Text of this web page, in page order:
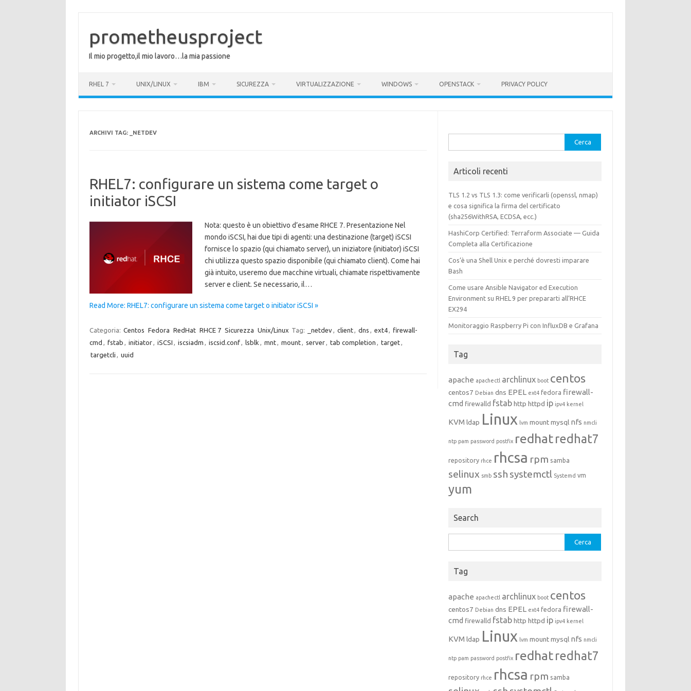
prometheusproject
Il mio progetto,il mio lavoro…la mia passione
RHEL 7 UNIX/LINUX IBM SICUREZZA VIRTUALIZZAZIONE WINDOWS OPENSTACK PRIVACY POLICY
ARCHIVI TAG: _NETDEV
RHEL7: configurare un sistema come target o
initiator iSCSI
Nota: questo è un obiettivo d’esame RHCE 7. Presentazione Nel
mondo iSCSI, hai due tipi di agenti: una destinazione (target) iSCSI
fornisce lo spazio (qui chiamato server), un iniziatore (initiator) iSCSI
chi utilizza questo spazio disponibile (qui chiamato client). Come hai
già intuito, useremo due macchine virtuali, chiamate rispettivamente
server e client. Se necessario, il…
Read More: RHEL7: configurare un sistema come target o initiator iSCSI »
Categoria: Centos Fedora RedHat RHCE 7 Sicurezza Unix/Linux Tag: _netdev, client, dns , ext4, firewall-
cmd , fstab , initiator, iSCSI , iscsiadm , iscsid.conf, lsblk , mnt, mount, server, tab completion , target,
targetcli , uuid
per:
Articoli recenti
TLS 1.2 vs TLS 1.3: come verificarli (openssl, nmap)
e cosa significa la firma del certificato
(sha256WithRSA, ECDSA, ecc.)
HashiCorp Certified: Terraform Associate — Guida
Completa alla Certificazione
Cos’è una Shell Unix e perché dovresti imparare
Bash
Come usare Ansible Navigator ed Execution
Environment su RHEL 9 per prepararti all’RHCE
EX294
Monitoraggio Raspberry Pi con InfluxDB e Grafana
Tag
apache apachectl archlinux boot centos
centos7 Debian dns EPEL ext4 fedora firewall-
cmd firewalld fstab http httpd ip ipv4 kernel
KVM ldap Linux lvm mount mysql nfs nmcli
ntp pam password postfix redhatredhat7
repository rhce rhcsa rpm samba
selinux smb ssh systemctl Systemd vm
yum
Search
per:
Tag
apache apachectl archlinux boot centos
centos7 Debian dns EPEL ext4 fedora firewall-
cmd firewalld fstab http httpd ip ipv4 kernel
KVM ldap Linux lvm mount mysql nfs nmcli
ntp pam password postfix redhatredhat7
repository rhce rhcsa rpm samba